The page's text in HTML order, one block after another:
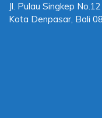
Jl. Pulau Singkep
Kota Denpasar, Bali